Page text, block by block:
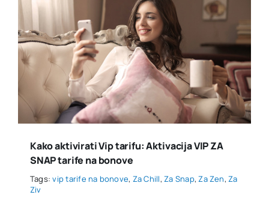
Kako aktivirati Vip tarifu: Aktivacija VIP ZA
SNAP tarife na bonove
Tags:vip tarife na bonove, Za Chill,Za Snap,Za Zen,Za
Ziv